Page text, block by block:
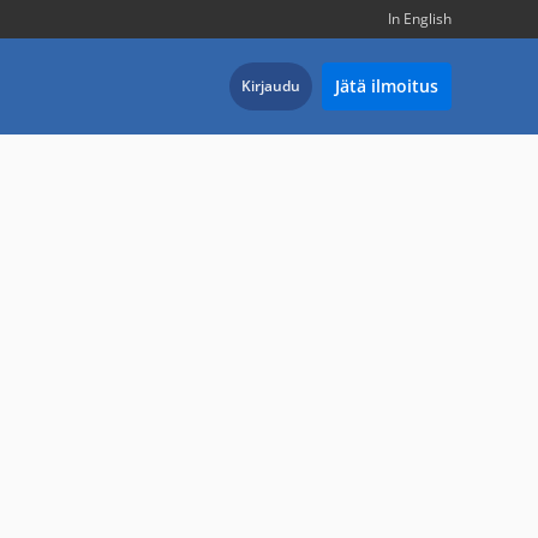
In English
Kirjaudu Jätä ilmoitus